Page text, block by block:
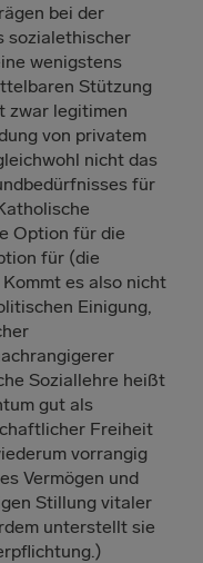
bei der
sozialethischer
wenigstens
Stützung
zwar legitimen
von privatem
nicht das
für
Option für die
für (die
es also nicht
Einigung,
Soziallehre heißt
gut als
Freiheit
vorrangig
Vermögen und
Stillung vitaler
unterstellt sie